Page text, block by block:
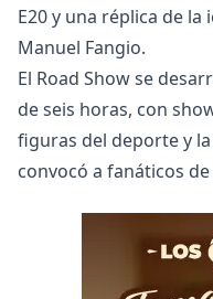
E20 y una réplica de la
Manuel Fangio.
El Road Show se
de seis horas, con
figuras del deporte y
convocó a fanáticos